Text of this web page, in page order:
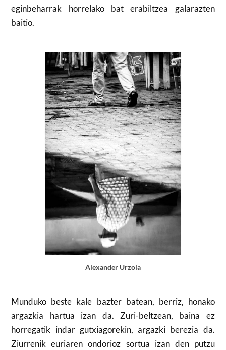
eginbeharrak horrelako bat erabiltzea galarazten
baitio.
Alexander Urzola
Munduko beste kale bazter batean, berriz, honako
argazkia hartua izan da. Zuri-beltzean, baina ez
horregatik indar gutxiagorekin, argazki berezia da.
Ziurrenik euriaren ondorioz sortua izan den putzu